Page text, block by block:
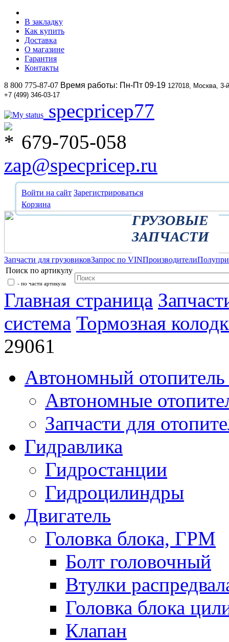
В закладку
Как купить
Доставка
О магазине
Гарантия
Контакты
8 800 775-87-07 Время работы: Пн-Пт 09-19 127018, Москва,
+7 (499) 346-03-17
specpricep77
679-705-058
zap@specpricep.ru
Войти на сайт Зарегистрироваться
Корзина
ГРУЗОВЫЕ
ЗАПЧАСТИ
Запчасти для грузовиковЗапрос по VINПроизводители
Поиск по артикулу
- по части артикула
Главная страница
система Тормозная
29061
Автономный отопитель
Автономные
Запчасти для
Гидравлика
Гидростанции
Гидроцилиндры
Двигатель
Головка блока, ГРМ
Болт головочный
Втулки
Головка блока
Клапан